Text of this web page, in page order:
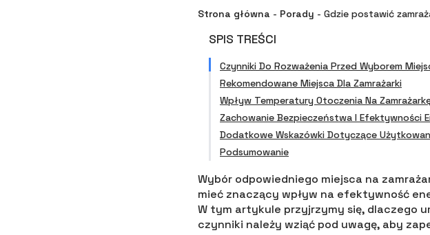
Strona główna - Porady - Gdzie postawić
SPIS TREŚCI
Czynniki Do Rozważenia Przed Wyborem
Rekomendowane Miejsca Dla Zamrażarki
Wpływ Temperatury Otoczenia Na
Zachowanie Bezpieczeństwa I Efektywności
Dodatkowe Wskazówki Dotyczące
Podsumowanie
Wybór odpowiedniego miejsca na
mieć znaczący wpływ na efektywność
W tym artykule przyjrzymy się, dlaczego
czynniki należy wziąć pod uwagę, aby